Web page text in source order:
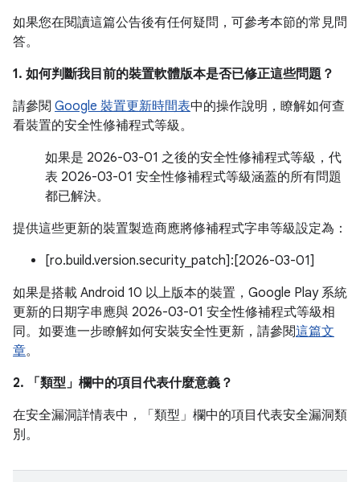
如果您在閱讀這篇公告後有任何疑問，可參考本節的常見問
答。
1. 如何判斷我目前的裝置軟體版本是否已修正這些問題？
請參閱 Google 裝置更新時間表中的操作說明，瞭解如何查
看裝置的安全性修補程式等級。
如果是 2026-03-01 之後的安全性修補程式等級，代
表 2026-03-01 安全性修補程式等級涵蓋的所有問題
都已解決。
提供這些更新的裝置製造商應將修補程式字串等級設定為：
[ro.build.version.security_patch]:[2026-03-01]
如果是搭載 Android 10 以上版本的裝置，Google Play 系統
更新的日期字串應與 2026-03-01 安全性修補程式等級相
同。如要進一步瞭解如何安裝安全性更新，請參閱這篇文
章。
2. 「類型」 欄中的項目代表什麼意義？
在安全漏洞詳情表中，「類型」 欄中的項目代表安全漏洞類
別。